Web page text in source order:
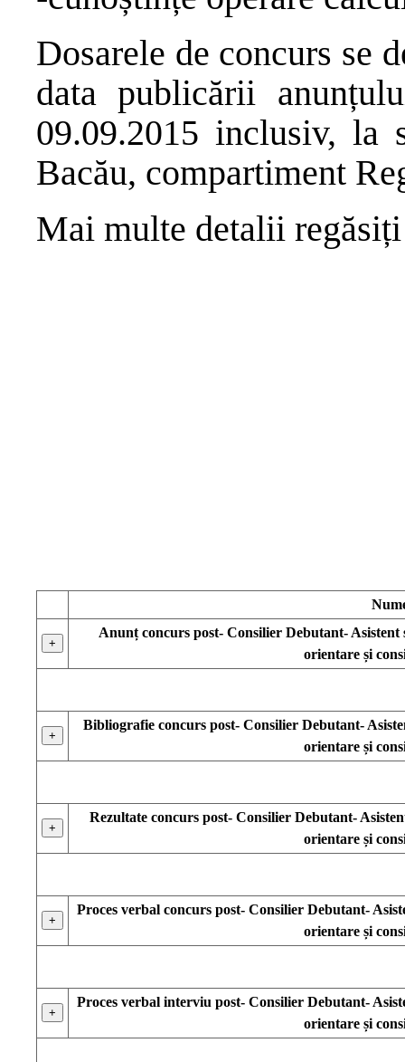
Dosarele de concurs se
data publicării
09.09.2015 inclusiv, la
Bacău, compartiment
Mai multe detalii
+
Anunț concurs post- Consilier Debutant-
orientare și
+
Bibliografie concurs post- Consilier Debutant-
orientare și
+
Rezultate concurs post- Consilier Debutant-
orientare și
+
Proces verbal concurs post- Consilier Debutant-
orientare și
+
Proces verbal interviu post- Consilier Debutant-
orientare și